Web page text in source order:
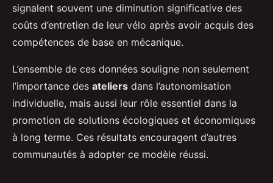
signalent souvent une diminution significative des
coûts d’entretien de leur vélo après avoir acquis des
compétences de base en mécanique.
L’ensemble de ces données souligne non seulement
l’importance des ateliers dans l’autonomisation
individuelle, mais aussi leur rôle essentiel dans la
promotion de solutions écologiques et économiques
à long terme. Ces résultats encouragent d’autres
communautés à adopter ce modèle réussi.